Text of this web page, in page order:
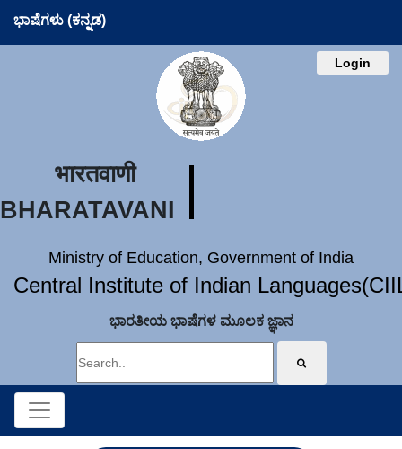
ಭಾಷೆಗಳು (ಕನ್ನಡ)
Login
भारतवाणी
BHARATAVANI
Ministry of Education, Government of India
Central Institute of Indian
ಭಾರತೀಯ ಭಾಷೆಗಳ ಮೂಲಕ ಜ್ಞಾನ